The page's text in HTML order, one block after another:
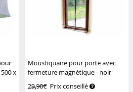
x
Moustiquaire pour porte avec
fermeture magnétique - noir
29,90€ Prix conseillé